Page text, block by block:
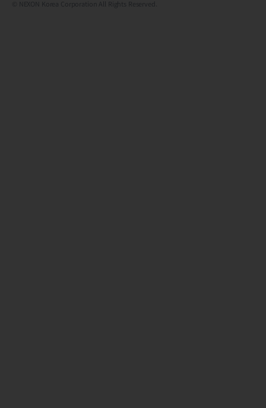
© NEXON Korea Corporation All Rights Reserved.